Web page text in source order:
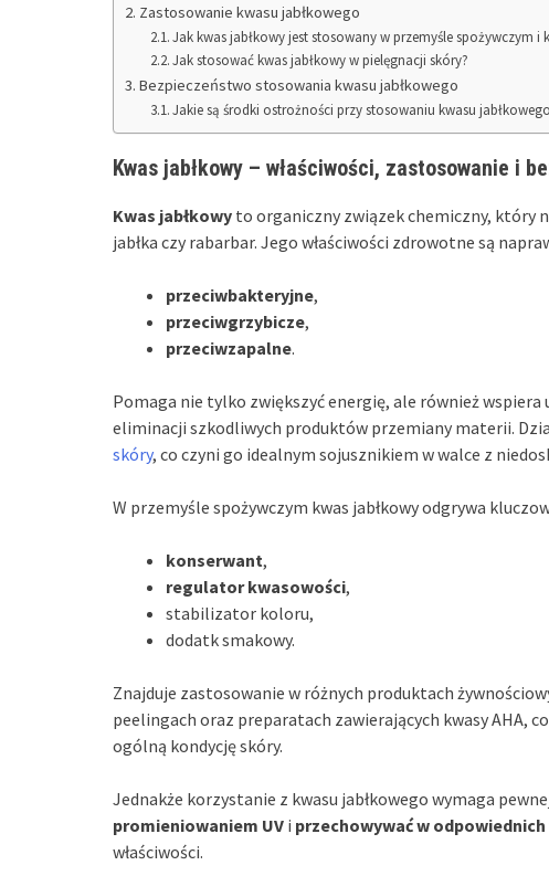
Zastosowanie kwasu jabłkowego
Jak kwas jabłkowy jest stosowany w przemyśle spożywczym i
Jak stosować kwas jabłkowy w pielęgnacji skóry?
Bezpieczeństwo stosowania kwasu jabłkowego
Jakie są środki ostrożności przy stosowaniu kwasu
Kwas jabłkowy – właściwości, zastosowanie i
Kwas jabłkowy to organiczny związek chemiczny, który
jabłka czy rabarbar. Jego właściwości zdrowotne są
przeciwbakteryjne,
przeciwgrzybicze,
przeciwzapalne.
Pomaga nie tylko zwiększyć energię, ale również wspiera
eliminacji szkodliwych produktów przemiany materii.
skóry, co czyni go idealnym sojusznikiem w walce z
W przemyśle spożywczym kwas jabłkowy odgrywa
konserwant,
regulator kwasowości,
stabilizator koloru,
dodatk smakowy.
Znajduje zastosowanie w różnych produktach
peelingach oraz preparatach zawierających kwasy AHA,
ogólną kondycję skóry.
Jednakże korzystanie z kwasu jabłkowego wymaga
promieniowaniem UV i przechowywać w
właściwości.